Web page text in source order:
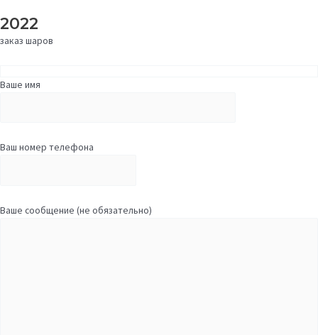
2022
заказ шаров
Ваше имя
Ваш номер телефона
Ваше сообщение (не обязательно)